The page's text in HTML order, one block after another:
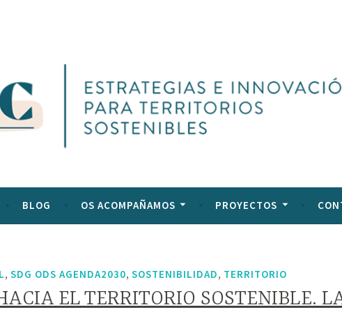
BLOG OS ACOMPAÑAMOS PROYECTOS
, SDG ODS AGENDA2030, SOSTENIBILIDAD, TERRITORIO
EL TERRITORIO SOSTENIBLE.